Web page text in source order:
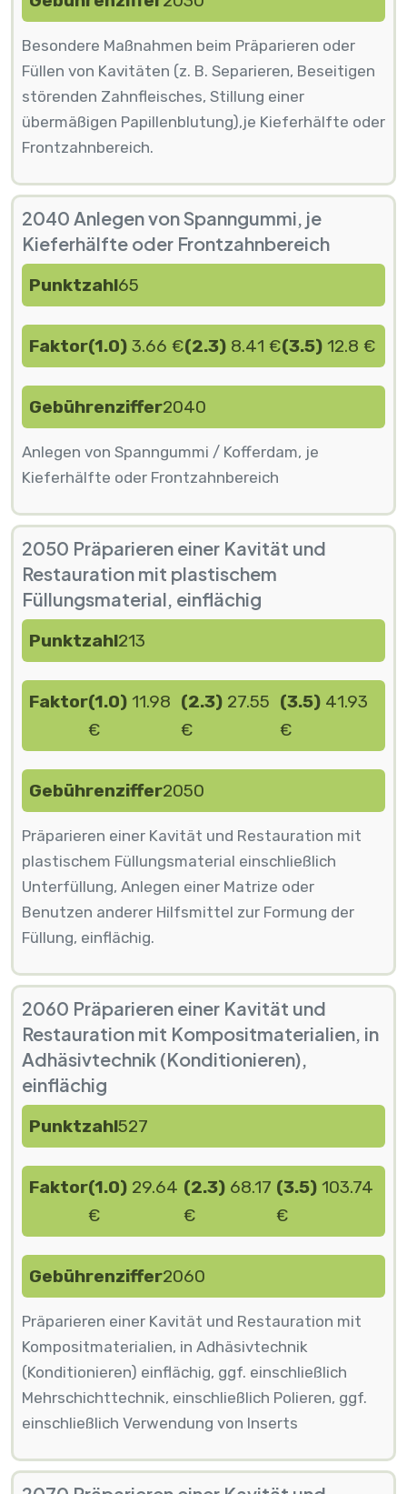
Besondere Maßnahmen beim Präparieren oder
Füllen von Kavitäten (z. B. Separieren, Beseitigen
störenden Zahnfleisches, Stillung einer
übermäßigen Papillenblutung),je Kieferhälfte oder
Frontzahnbereich.
2040 Anlegen von Spanngummi, je
Kieferhälfte oder Frontzahnbereich
Punktzahl65
Faktor(1.0) 3.66 €(2.3) 8.41 €(3.5) 12.8 €
Gebührenziffer2040
Anlegen von Spanngummi / Kofferdam, je
Kieferhälfte oder Frontzahnbereich
2050 Präparieren einer Kavität und
Restauration mit plastischem
Füllungsmaterial, einflächig
Punktzahl213
Faktor(1.0) 11.98
€
(2.3) 27.55
€
(3.5) 41.93
€
Gebührenziffer2050
Präparieren einer Kavität und Restauration mit
plastischem Füllungsmaterial einschließlich
Unterfüllung, Anlegen einer Matrize oder
Benutzen anderer Hilfsmittel zur Formung der
Füllung, einflächig.
2060 Präparieren einer Kavität und
Restauration mit Kompositmaterialien, in
Adhäsivtechnik (Konditionieren),
einflächig
Punktzahl527
Faktor(1.0) 29.64
€
(2.3)68.17
€
(3.5) 103.74
€
Gebührenziffer2060
Präparieren einer Kavität und Restauration mit
Kompositmaterialien, in Adhäsivtechnik
(Konditionieren) einflächig, ggf. einschließlich
Mehrschichttechnik, einschließlich Polieren, ggf.
einschließlich Verwendung von Inserts